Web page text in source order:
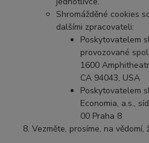
Shromážděné cookies
dalšími zpracovateli:
Poskytovatelem
provozované
1600
CA 94043, USA
Poskytovatelem
Economia, a.s.,
00 Praha 8
Vezměte, prosíme, na